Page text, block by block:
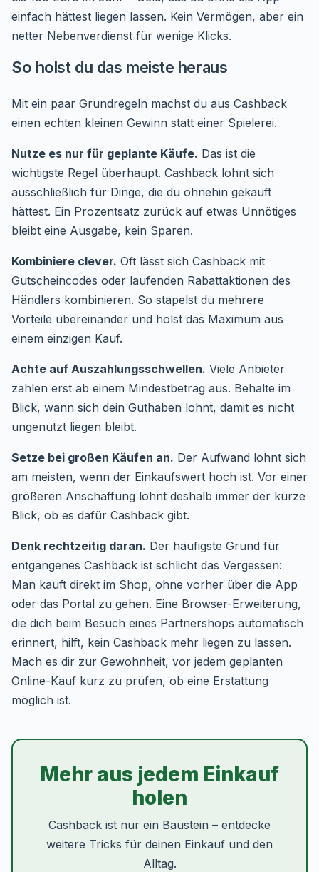
einfach hättest liegen lassen. Kein Vermögen, aber ein
netter Nebenverdienst für wenige Klicks.
So holst du das meiste heraus
Mit ein paar Grundregeln machst du aus Cashback
einen echten kleinen Gewinn statt einer Spielerei.
Nutze es nur für geplante Käufe. Das ist die
wichtigste Regel überhaupt. Cashback lohnt sich
ausschließlich für Dinge, die du ohnehin gekauft
hättest. Ein Prozentsatz zurück auf etwas Unnötiges
bleibt eine Ausgabe, kein Sparen.
Kombiniere clever. Oft lässt sich Cashback mit
Gutscheincodes oder laufenden Rabattaktionen des
Händlers kombinieren. So stapelst du mehrere
Vorteile übereinander und holst das Maximum aus
einem einzigen Kauf.
Achte auf Auszahlungsschwellen. Viele Anbieter
zahlen erst ab einem Mindestbetrag aus. Behalte im
Blick, wann sich dein Guthaben lohnt, damit es nicht
ungenutzt liegen bleibt.
Setze bei großen Käufen an. Der Aufwand lohnt sich
am meisten, wenn der Einkaufswert hoch ist. Vor einer
größeren Anschaffung lohnt deshalb immer der kurze
Blick, ob es dafür Cashback gibt.
Denk rechtzeitig daran. Der häufigste Grund für
entgangenes Cashback ist schlicht das Vergessen:
Man kauft direkt im Shop, ohne vorher über die App
oder das Portal zu gehen. Eine Browser-Erweiterung,
die dich beim Besuch eines Partnershops automatisch
erinnert, hilft, kein Cashback mehr liegen zu lassen.
Mach es dir zur Gewohnheit, vor jedem geplanten
Online-Kauf kurz zu prüfen, ob eine Erstattung
möglich ist.
Mehr aus jedem Einkauf
holen
Cashback ist nur ein Baustein – entdecke
weitere Tricks für deinen Einkauf und den
Alltag.